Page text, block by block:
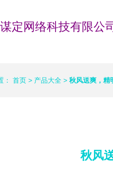
定网络科技有限公
： 首页 > 产品大全 > 秋风送爽，精
秋风